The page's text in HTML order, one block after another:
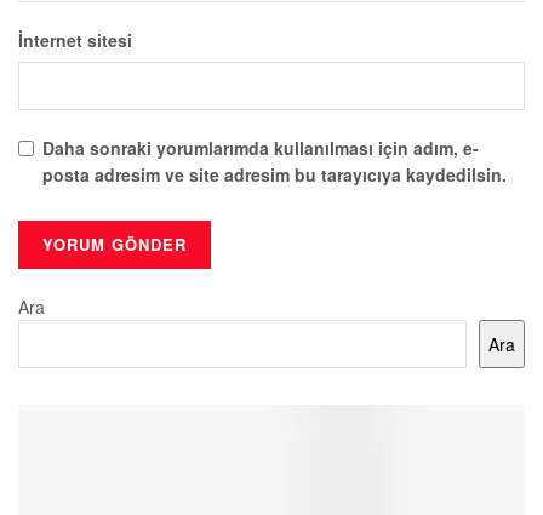
İnternet sitesi
Daha sonraki yorumlarımda kullanılması için adım, e-
posta adresim ve site adresim bu tarayıcıya kaydedilsin.
Ara
Ara